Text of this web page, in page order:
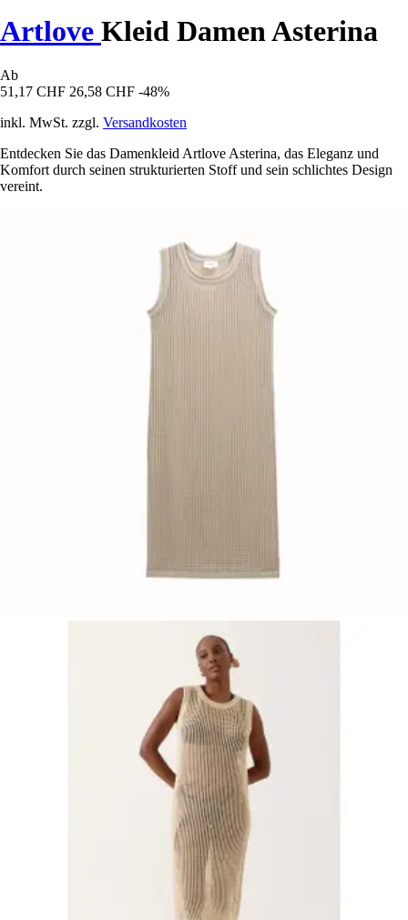
Artlove Kleid Damen Asterina
Ab
51,17 CHF 26,58 CHF -48%
inkl. MwSt. zzgl. Versandkosten
Entdecken Sie das Damenkleid Artlove Asterina, das Eleganz und
Komfort durch seinen strukturierten Stoff und sein schlichtes Design
vereint.